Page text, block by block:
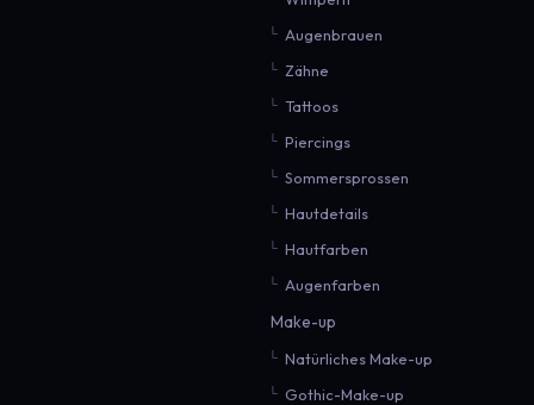
Augenbrauen
Zähne
Tattoos
Piercings
Sommersprossen
Hautdetails
Hautfarben
Augenfarben
Make-up
Natürliches Make-up
Gothic-Make-up